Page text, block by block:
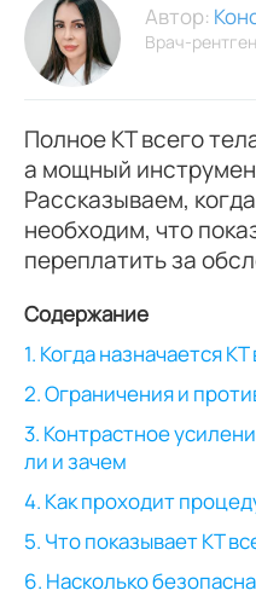
Автор:
Врач-
Полное КТ всего
а мощный
Рассказываем,
необходим, что
переплатить за
Содержание
1. Когда назначается
2. Ограничения и
3. Контрастное
ли и зачем
4. Как проходит
5. Что показывает КТ
6. Насколько